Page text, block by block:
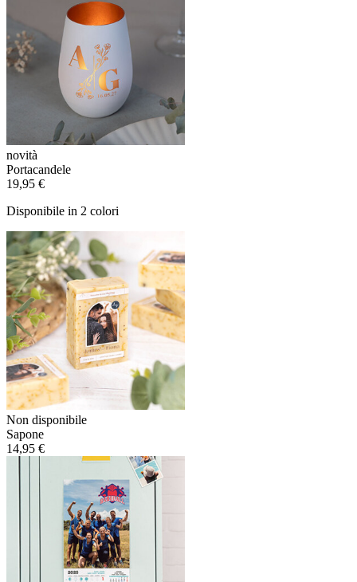
novità
Portacandele
19,95 €
Disponibile in 2 colori
Non disponibile
Sapone
14,95 €